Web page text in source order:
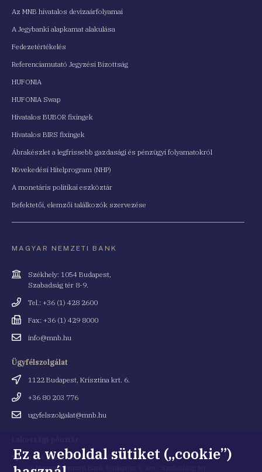
Az MNB hivatalos devizaárfolyamai
A Jegybanki alapkamat alakulása
Fedezetértékelés
Referenciamutató Jegyzési Bizottság
HUFONIA
HUFONIA Swap
Hivatalos BUBOR fixingek
Hivatalos BIRS fixingek
Ábrakészlet a legfrissebb gazdasági és pénzügyi folyamatokról
Növekedési Hitelprogram (NHP)
A monetáris politikai eszköztár
Befektetői, elemzői találkozók szervezése
MAGYAR NEMZETI BANK
Cím
Székhely: 1054 Budapest,
Szabadság tér 8-9.
Telefonszám
Tel.: +36 (1) 428 2600
Fax
Fax: +36 (1) 429 8000
Emailinfo@mnb.hu
Ügyfélszolgálat
Cím
1122 Budapest, Krisztina krt. 6.
Telefonszám
+36 80 203 776
Emailugyfelszolgalat@mnb.hu
Cím 1054 Budapest, Kiss Ernő utca 1.
(a Magyar Nemzeti Bank Budapest V. ker., Szabadság tér
Ez a weboldal sütiket („cookie”)